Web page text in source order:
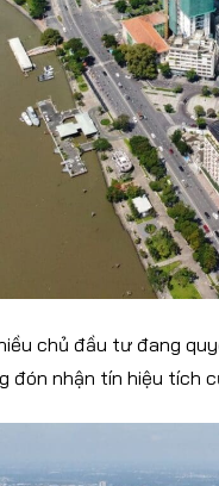
chủ đầu tư đang
đón nhận tín hiệu tích